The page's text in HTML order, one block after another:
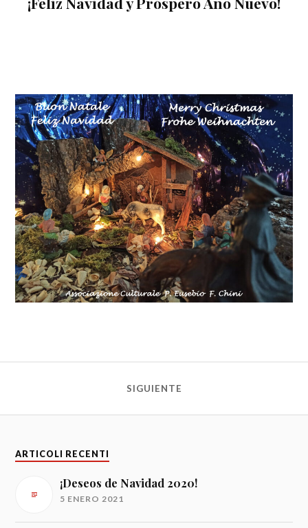
SIGUIENTE
ARTICOLI RECENTI
¡Deseos de Navidad 2020!
5 ENERO 2021